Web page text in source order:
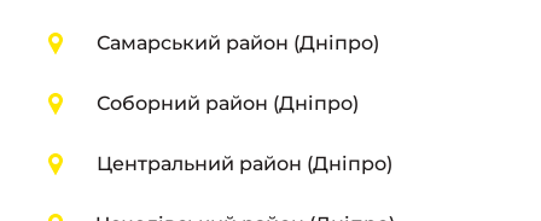
Самарський район (Дніпро)
Соборний район (Дніпро)
Центральний район (Дніпро)